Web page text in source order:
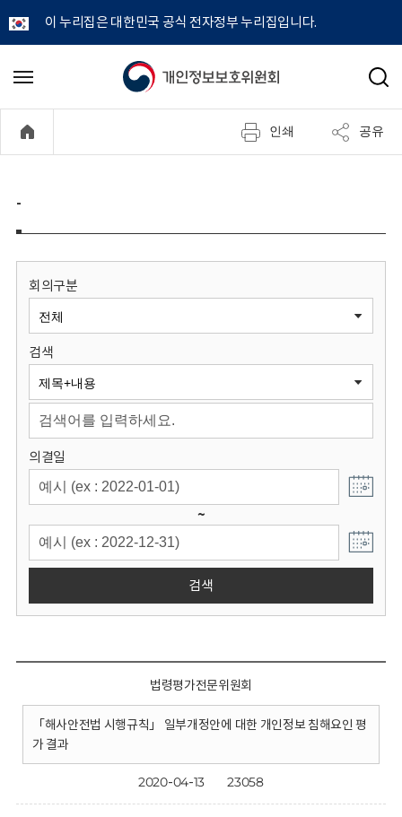
이 누리집은 대한민국 공식 전자정부 누리집입니다.
개
정
보
원
회
메
기
검
인쇄 공유
-
회의구분
검색
의결일
~
검색
법령평가전문위원회
「해사안전법 시행규칙」 일부개정안에 대한 개인정보 침해요인 평
가 결과
2020-04-13 23058